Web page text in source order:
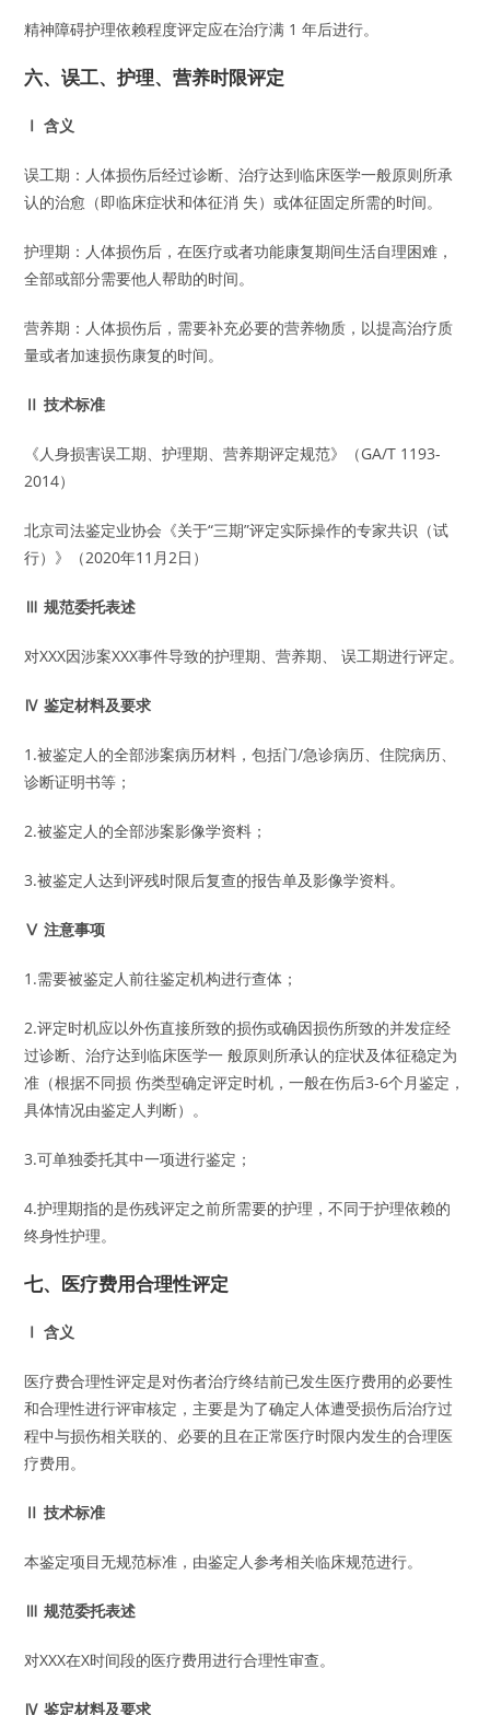
精神障碍护理依赖程度评定应在治疗满 1 年后进行。
六、误工、护理、营养时限评定
Ⅰ 含义
误工期：人体损伤后经过诊断、治疗达到临床医学一般原则所承
认的治愈（即临床症状和体征消 失）或体征固定所需的时间。
护理期：人体损伤后，在医疗或者功能康复期间生活自理困难，
全部或部分需要他人帮助的时间。
营养期：人体损伤后，需要补充必要的营养物质，以提高治疗质
量或者加速损伤康复的时间。
Ⅱ 技术标准
《人身损害误工期、护理期、营养期评定规范》（GA/T 1193-
2014）
北京司法鉴定业协会《关于“三期”评定实际操作的专家共识（试
行）》（2020年11月2日）
Ⅲ 规范委托表述
对XXX因涉案XXX事件导致的护理期、营养期、 误工期进行评定。
Ⅳ 鉴定材料及要求
1.被鉴定人的全部涉案病历材料，包括门/急诊病历、住院病历、
诊断证明书等；
2.被鉴定人的全部涉案影像学资料；
3.被鉴定人达到评残时限后复查的报告单及影像学资料。
Ⅴ 注意事项
1.需要被鉴定人前往鉴定机构进行查体；
2.评定时机应以外伤直接所致的损伤或确因损伤所致的并发症经
过诊断、治疗达到临床医学一 般原则所承认的症状及体征稳定为
准（根据不同损 伤类型确定评定时机，一般在伤后3-6个月鉴定，
具体情况由鉴定人判断）。
3.可单独委托其中一项进行鉴定；
4.护理期指的是伤残评定之前所需要的护理，不同于护理依赖的
终身性护理。
七、医疗费用合理性评定
Ⅰ 含义
医疗费合理性评定是对伤者治疗终结前已发生医疗费用的必要性
和合理性进行评审核定，主要是为了确定人体遭受损伤后治疗过
程中与损伤相关联的、必要的且在正常医疗时限内发生的合理医
疗费用。
Ⅱ 技术标准
本鉴定项目无规范标准，由鉴定人参考相关临床规范进行。
Ⅲ 规范委托表述
对XXX在X时间段的医疗费用进行合理性审查。
Ⅳ 鉴定材料及要求